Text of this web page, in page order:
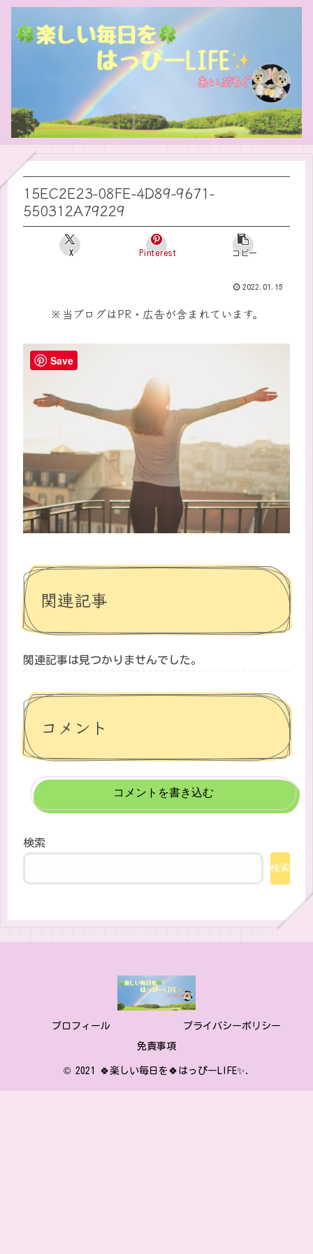
15EC2E23-08FE-4D89-9671-
550312A79229
X Pinterest コピー
2022.01.15
※当ブログはPR・広告が含まれています。
関連記事
関連記事は見つかりませんでした。
コメント
コメントを書き込む
検索
検索
プロフィール プライバシーポリシー
免責事項
© 2021 🍀楽しい毎日を🍀はっぴーLIFE✨.
Save